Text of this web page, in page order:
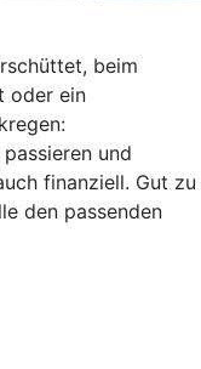
beim
oder ein
und
finanziell. Gut zu
den passenden